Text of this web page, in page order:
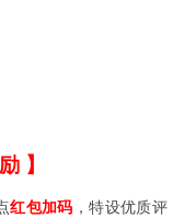
】
红包加码 ，特设优质评